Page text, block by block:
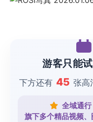
游客只能
下方还有 45 张高
全域通
旗下多个精品视频